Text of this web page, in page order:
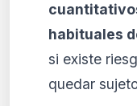
habituales
si existe
quedar